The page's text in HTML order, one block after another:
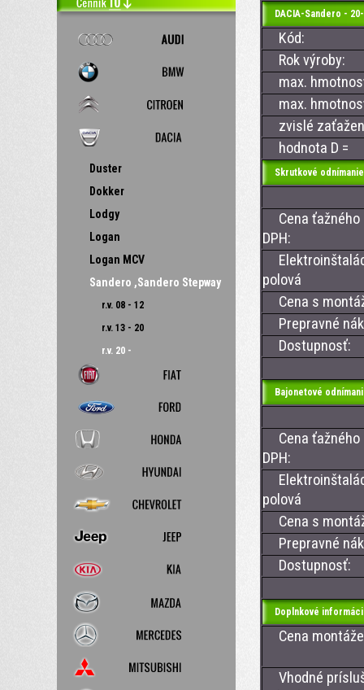
Duster
Dokker
Lodgy
Logan
Logan MCV
Sandero ,Sandero Stepway
r.v. 08 - 12
r.v. 13 - 20
r.v. 20 -
DACIA-Sandero - 20-
Kód:
Rok výroby:
max.
max.
zvislé
hodnota D =
Skrutkové
Cena ťažného
DPH:
polová
Cena s
Prepravné
Dostupnosť:
Bajonetové
Cena ťažného
DPH:
polová
Cena s
Prepravné
Dostupnosť:
Doplnkové
Cena montáže
Vhodné